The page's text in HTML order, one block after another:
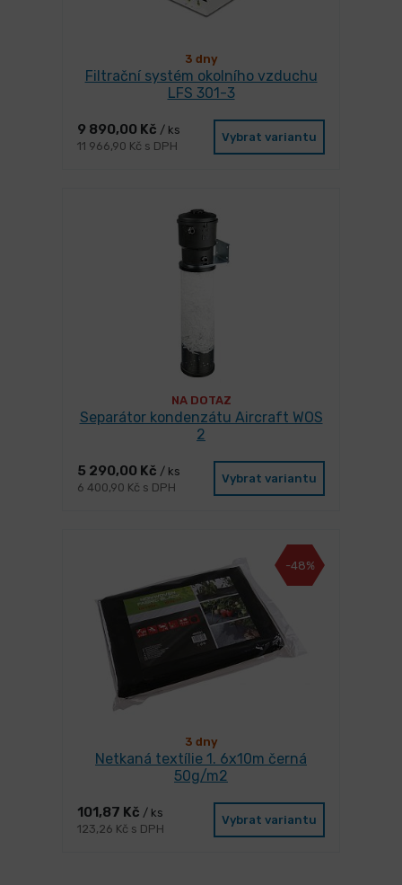
3 dny
Filtrační systém okolního vzduchu
LFS 301-3
9 890,00 Kč / ks
11 966,90 Kč s DPH
Vybrat variantu
NA DOTAZ
Separátor kondenzátu Aircraft WOS
2
5 290,00 Kč / ks
6 400,90 Kč s DPH
Vybrat variantu
-48%
3 dny
Netkaná textílie 1. 6x10m černá
50g/m2
101,87 Kč / ks
123,26 Kč s DPH
Vybrat variantu